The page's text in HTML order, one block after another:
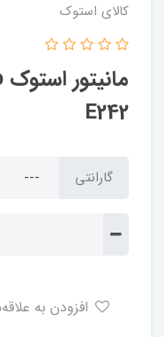
کالای استوک
E242
گارانتی